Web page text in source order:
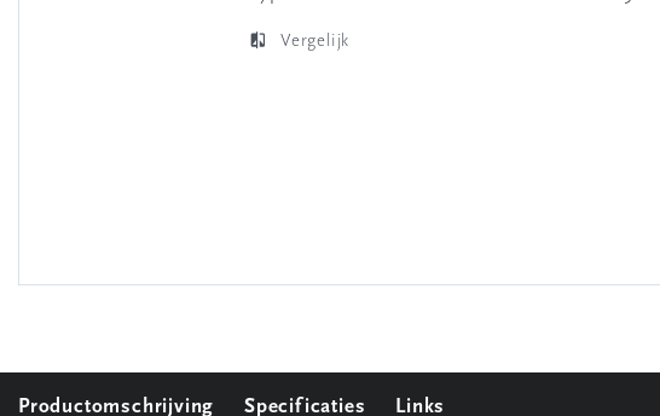
Vergelijk
Productomschrijving Specificaties Links